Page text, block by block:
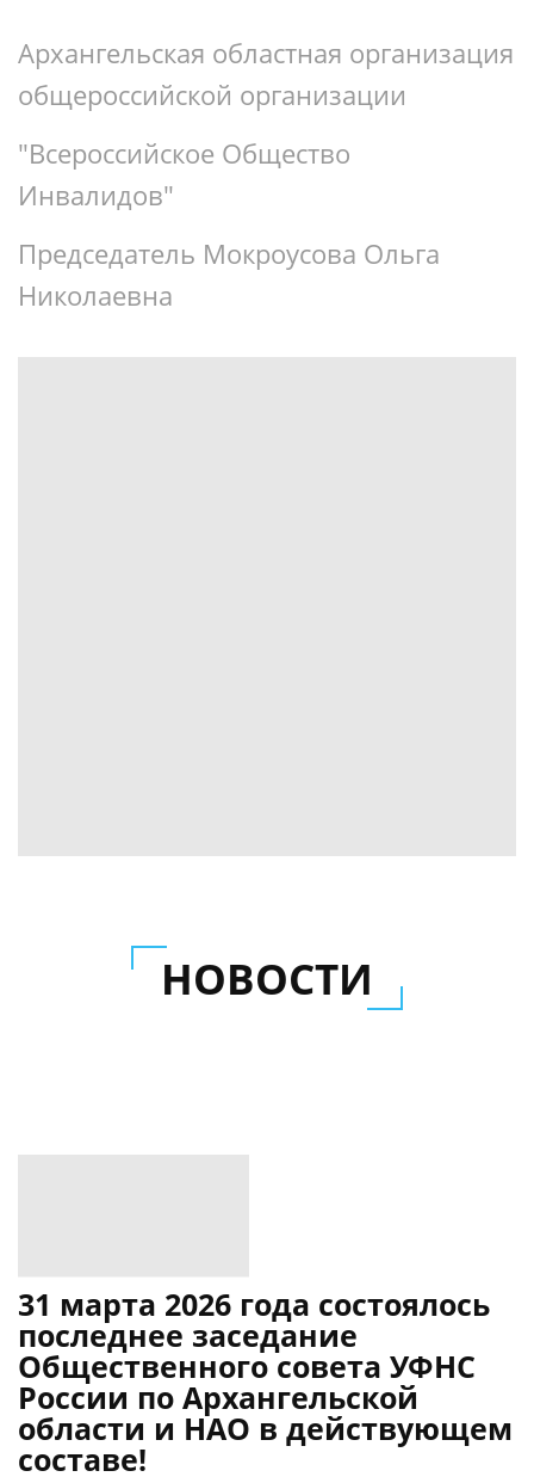
Архангельская областная организация
общероссийской организации
"Всероссийское Общество
Инвалидов"
Председатель Мокроусова Ольга
Николаевна
НОВОСТИ
31 марта 2026 года состоялось
последнее заседание
Общественного совета УФНС
России по Архангельской
области и НАО в действующем
составе!